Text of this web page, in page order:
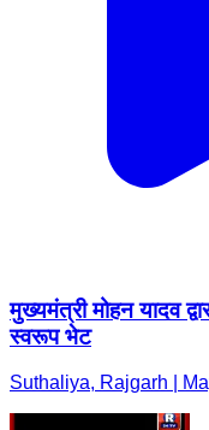
मुख्यमंत्री मोहन यादव
स्वरूप भेट
Suthaliya, Rajgarh |